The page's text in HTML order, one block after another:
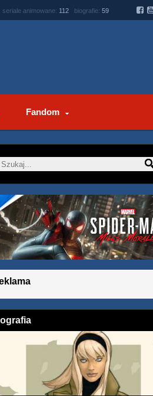
seriale animowane: 112 biografie: 59
Fandom